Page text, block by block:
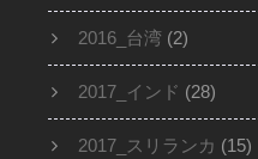
2016_台湾 (2)
2017_インド (28)
2017_スリランカ (15)